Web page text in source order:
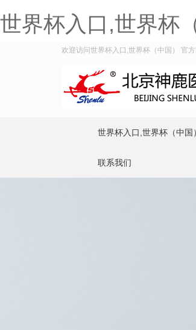
世界杯入口,世界杯
欢迎访问世界杯入口,世界杯（中国） 官
世界杯入口,世界杯（中国）
联系我们